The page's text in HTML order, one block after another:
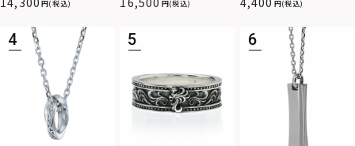
(税込) (税込) (税込)